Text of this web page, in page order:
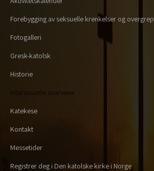
Forebygging av seksuelle krenkelser og overgrep
Fotogalleri
Gresk-katolsk
Historie
Interessante snarveier
Katekese
Kontakt
Messetider
Registrer deg i Den katolske kirke i Norge